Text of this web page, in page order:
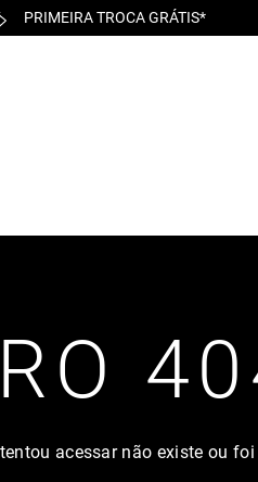
PRIMEIRA TROCA GRÁTIS*
acessar não existe ou